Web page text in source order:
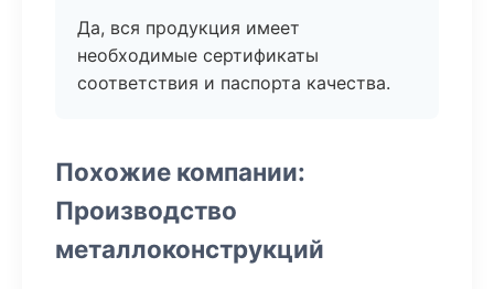
Да, вся продукция имеет
необходимые сертификаты
соответствия и паспорта качества.
Похожие компании:
Производство
металлоконструкций